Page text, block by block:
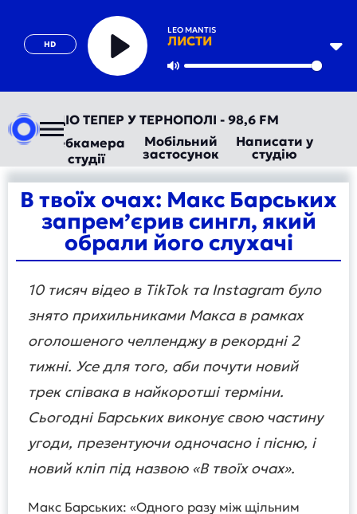
HD
LEO MANTIS
ЛИСТИ
Play
ТЕПЕР У ТЕРНОПОЛІ - 98,6 FM
Вебкамера
студії
Мобільний
застосунок
Написати у
студію
В твоїх очах: Макс Барських
запрем’єрив сингл, який
обрали його слухачі
10 тисяч відео в TikTok та Instagram було
знято прихильниками Макса в рамках
оголошеного челленджу в рекордні 2
тижні. Усе для того, аби почути новий
трек співака в найкоротші терміни.
Сьогодні Барських виконує свою частину
угоди, презентуючи одночасно і пісню, і
новий кліп під назвою «В твоїх очах».
Макс Барських: «Одного разу між щільним